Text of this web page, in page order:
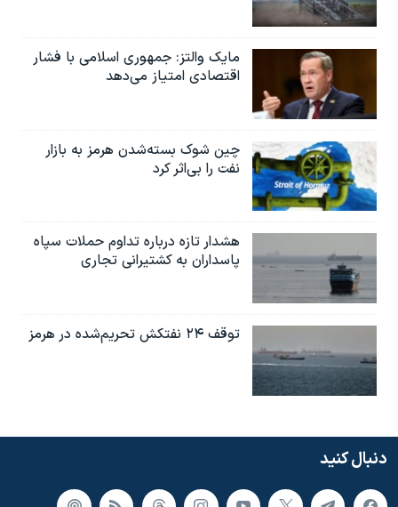
مایک والتز: جمهوری اسلامی با فشار
اقتصادی امتیاز می‌دهد
چین شوک بسته‌شدن هرمز به بازار
نفت را بی‌اثر کرد
هشدار تازه درباره تداوم حملات سپاه
پاسداران به کشتیرانی تجاری
توقف ۲۴ نفتکش تحریم‌شده در هرمز
دنبال کنید